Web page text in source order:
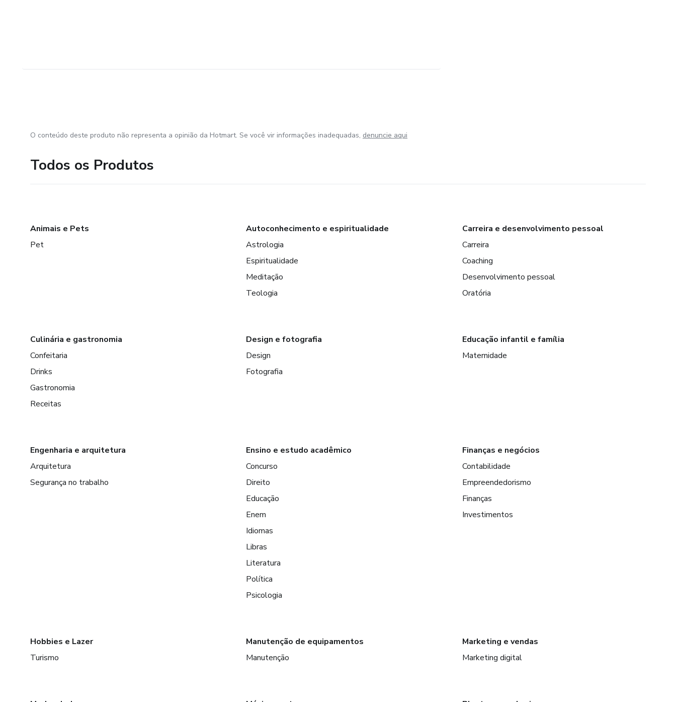
O conteúdo deste produto não representa a opinião da Hotmart. Se você vir informações inadequadas, denuncie aqui
Todos os Produtos
Animais e Pets
Pet
Autoconhecimento e espiritualidade
Astrologia
Espiritualidade
Meditação
Teologia
Carreira e desenvolvimento pessoal
Carreira
Coaching
Desenvolvimento pessoal
Oratória
Culinária e gastronomia
Confeitaria
Drinks
Gastronomia
Receitas
Design e fotografia
Design
Fotografia
Educação infantil e família
Maternidade
Engenharia e arquitetura
Arquitetura
Segurança no trabalho
Ensino e estudo acadêmico
Concurso
Direito
Educação
Enem
Idiomas
Libras
Literatura
Política
Psicologia
Finanças e negócios
Contabilidade
Empreendedorismo
Finanças
Investimentos
Hobbies e Lazer
Turismo
Manutenção de equipamentos
Manutenção
Marketing e vendas
Marketing digital